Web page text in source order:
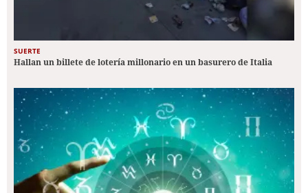
SUERTE
Hallan un billete de lotería millonario en un basurero de Italia